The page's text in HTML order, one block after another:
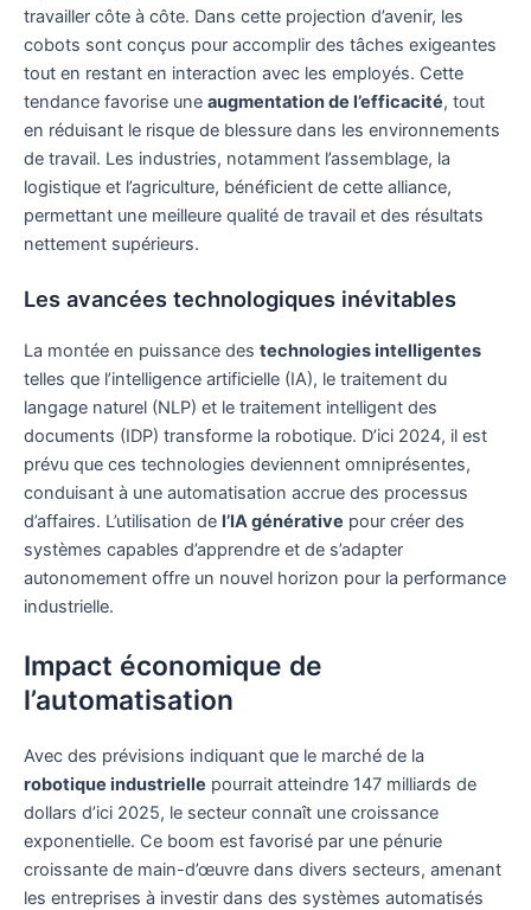
travailler côte à côte. Dans cette projection d’avenir, les
cobots sont conçus pour accomplir des tâches exigeantes
tout en restant en interaction avec les employés. Cette
tendance favorise une augmentation de l’efficacité, tout
en réduisant le risque de blessure dans les environnements
de travail. Les industries, notamment l’assemblage, la
logistique et l’agriculture, bénéficient de cette alliance,
permettant une meilleure qualité de travail et des résultats
nettement supérieurs.
Les avancées technologiques inévitables
La montée en puissance des technologies intelligentes
telles que l’intelligence artificielle (IA), le traitement du
langage naturel (NLP) et le traitement intelligent des
documents (IDP) transforme la robotique. D’ici 2024, il est
prévu que ces technologies deviennent omniprésentes,
conduisant à une automatisation accrue des processus
d’affaires. L’utilisation de l’IA générative pour créer des
systèmes capables d’apprendre et de s’adapter
autonomement offre un nouvel horizon pour la performance
industrielle.
Impact économique de
l’automatisation
Avec des prévisions indiquant que le marché de la
robotique industrielle pourrait atteindre 147 milliards de
dollars d’ici 2025, le secteur connaît une croissance
exponentielle. Ce boom est favorisé par une pénurie
croissante de main-d’œuvre dans divers secteurs, amenant
les entreprises à investir dans des systèmes automatisés